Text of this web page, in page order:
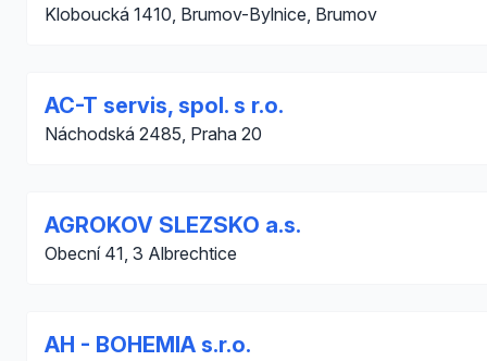
Kloboucká 1410, Brumov-Bylnice, Brumov
AC-T servis, spol. s r.o.
Náchodská 2485, Praha 20
AGROKOV SLEZSKO a.s.
Obecní 41, 3 Albrechtice
AH - BOHEMIA s.r.o.